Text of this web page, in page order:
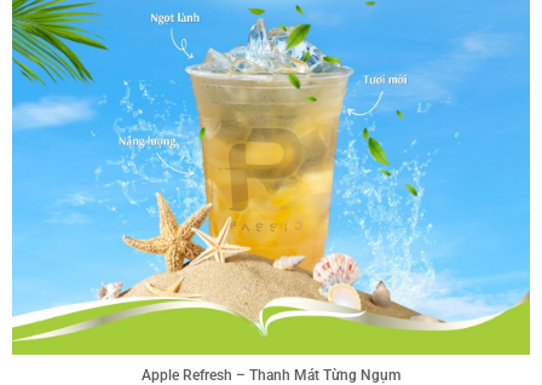
Apple Refresh – Thanh Mát Từng Ngụm